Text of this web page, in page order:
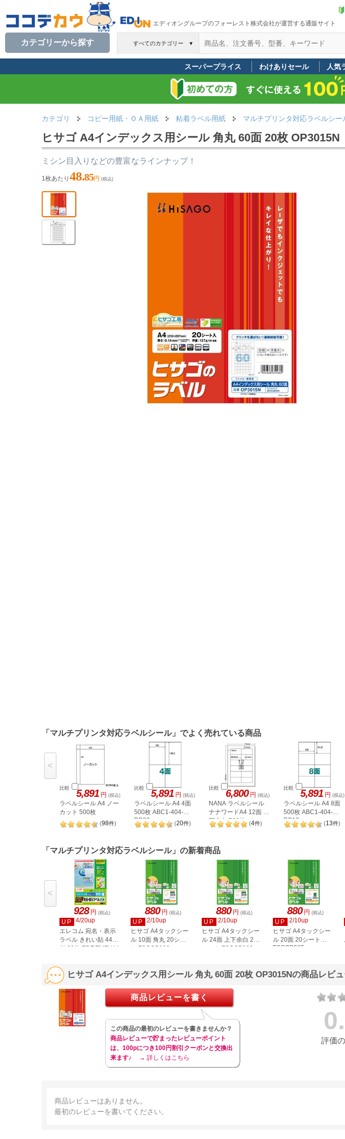
エディオングループのフォーレスト株式会社が運営する通販サイト
すべてのカテゴリー ▼
カテゴリーから探す
スーパープライス わけありセール 人気
カテゴリ コピー用紙・ＯＡ用紙 粘着ラベル用紙 マルチプリンタ対応ラベルシー
ヒサゴ A4インデックス用シール 角丸 60面 20枚 OP3015N
ミシン目入りなどの豊富なラインナップ！
1枚あたり 48.85円 (税込)
「マルチプリンタ対応ラベルシール」でよく売れている商品
比較 5,891 円 (税込)
ラベルシール A4 ノー
カット 500枚
(98件)
比較 5,891 円 (税込)
ラベルシール A4 4面
500枚 ABC1-404-
RB09
(20件)
比較 6,800 円 (税込)
NANA ラベルシール
ナナワードA4 12面 上
下余白 500枚
LDW12P
(4件)
比較 5,891 円 (税込)
ラベルシール A4 8面
500枚 ABC1-404-
RB10
(13件)
<
「マルチプリンタ対応ラベルシール」の新着商品
928 円 (税込)
UP
4/20up
エレコム 宛名・表示
ラベル きれい貼 44面
付 20枚 EDT-TMEX44
880 円 (税込)
UP
2/10up
ヒサゴ A4タックシー
ル 10面 角丸 20シー
ト FSCOP868
880 円 (税込)
UP
2/10up
ヒサゴ A4タックシー
ル 24面 上下余白 20
シート FSCOP883
880 円 (税込)
UP
2/10up
ヒサゴ A4タックシー
ル 20面 20シート
FSCOP985
<
ヒサゴ A4インデックス用シール 角丸 60面 20枚 OP3015Nの商品レビ
評価
商品レビューを書く
この商品の最初のレビューを書きませんか？
商品レビューで貯まったレビューポイント
は、100pにつき100円割引クーポンと交換出
来ます♪
→ 詳しくはこちら
商品レビューはありません。
最初のレビューを書いてください。